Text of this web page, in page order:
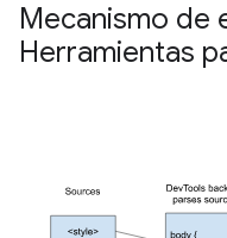
Mecanismo de
Herramientas